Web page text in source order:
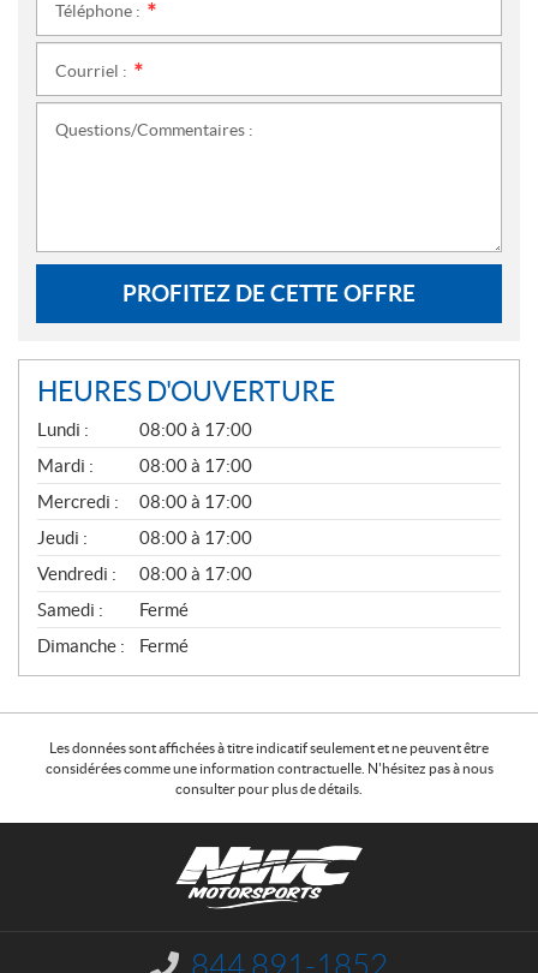
Téléphone :
Courriel :
Questions/Commentaires :
PROFITEZ DE CETTE OFFRE
HEURES D'OUVERTURE
G
É
N
É
R
A
L
Lundi :
08:00 à 17:00
Mardi :
08:00 à 17:00
Mercredi :
08:00 à 17:00
Jeudi :
08:00 à 17:00
Vendredi :
08:00 à 17:00
Samedi :
Fermé
Dimanche :
Fermé
Les données sont affichées à titre indicatif seulement et ne peuvent être
considérées comme une information contractuelle. N'hésitez pas à nous
consulter pour plus de détails.
I844 891-1852